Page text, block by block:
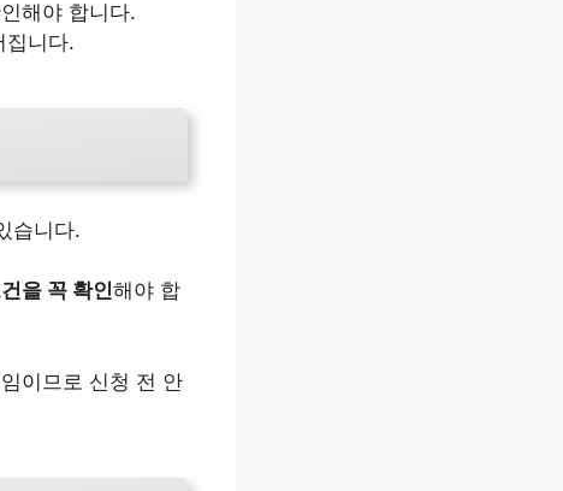
해야 합니다.
집니다.
습니다.
을 꼭 확인해야 합
이므로 신청 전 안